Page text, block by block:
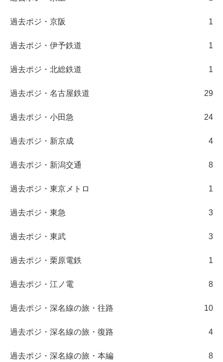
過去ポジ・京阪 1
過去ポジ・伊予鉄道 1
過去ポジ・北総鉄道 1
過去ポジ・名古屋鉄道 29
過去ポジ・小田急 24
過去ポジ・新京成 4
過去ポジ・新潟交通 8
過去ポジ・東京メトロ 1
過去ポジ・東急 3
過去ポジ・東武 3
過去ポジ・栗原電鉄 1
過去ポジ・江ノ電 8
過去ポジ・深名線の旅・往路 10
過去ポジ・深名線の旅・復路 4
過去ポジ・深名線の旅・本編 8